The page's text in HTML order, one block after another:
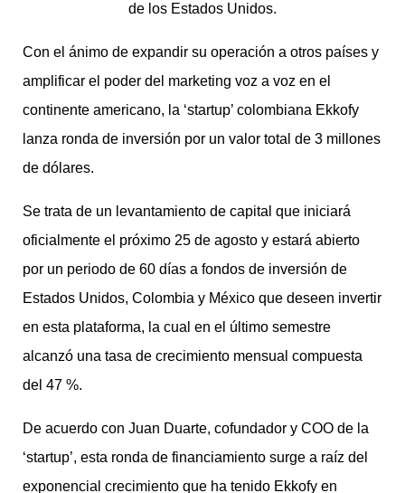
de los Estados Unidos.
Con el ánimo de expandir su operación a otros países y
amplificar el poder del marketing voz a voz en el
continente americano, la ‘startup’ colombiana Ekkofy
lanza ronda de inversión por un valor total de 3 millones
de dólares.
Se trata de un levantamiento de capital que iniciará
oficialmente el próximo 25 de agosto y estará abierto
por un periodo de 60 días a fondos de inversión de
Estados Unidos, Colombia y México que deseen invertir
en esta plataforma, la cual en el último semestre
alcanzó una tasa de crecimiento mensual compuesta
del 47 %.
De acuerdo con Juan Duarte, cofundador y COO de la
‘startup’, esta ronda de financiamiento surge a raíz del
exponencial crecimiento que ha tenido Ekkofy en